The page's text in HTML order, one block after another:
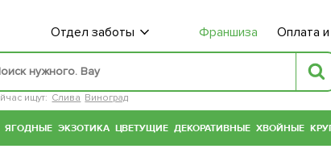
Отдел заботы Франшиза Оплата
ищут: Слива Виноград
ЯГОДНЫЕ ЭКЗОТИКА ЦВЕТУЩИЕ ДЕКОРАТИВНЫЕ ХВОЙНЫЕ